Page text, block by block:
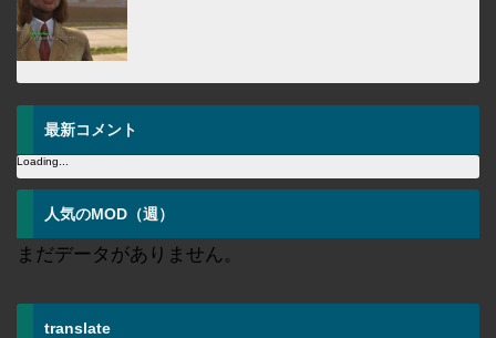
最新コメント
Loading...
人気のMOD（週）
まだデータがありません。
translate